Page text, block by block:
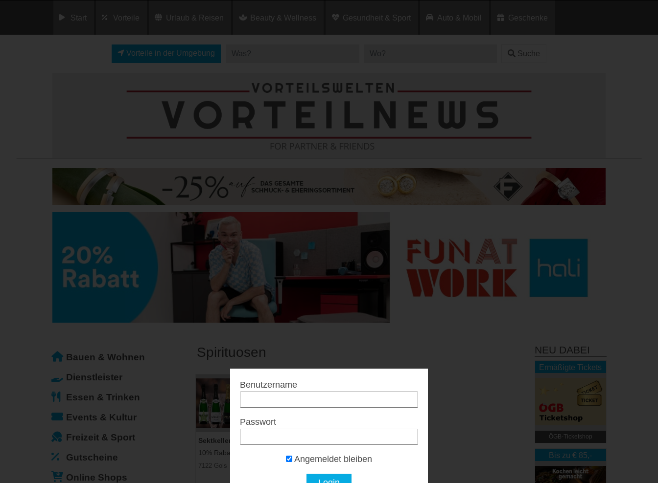
Start Vorteile Urlaub & Reisen Beauty & Wellness Gesundheit & Sport Auto & Mobil Geschenke
Vorteile in der Umgebung Suche
Bauen & Wohnen
Dienstleister
Essen & Trinken
Events & Kultur
Freizeit & Sport
Gutscheine
Online Shops
Spirituosen
Sektkellerei SZIGETI
10% Rabatt...
7122 Gols
25% Rabatt...
2263 Dürnkrut
NEU DABEI
Ermäßigte Tickets
ÖGB-Ticketshop
Bis zu € 85,-
Rabatt
Benutzername
Passwort
Angemeldet bleiben